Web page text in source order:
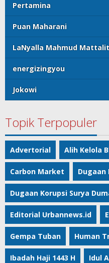
Pertamina
Puan Maharani
LaNyalla Mahmud
energizingyou
Jokowi
Topik Terpopuler
Advertorial Alih Kelola
Carbon Market Dugaan
Dugaan Korupsi Surya
Editorial Urbannews.id
Gempa Tuban Human
Ibadah Haji 1443 H Idul